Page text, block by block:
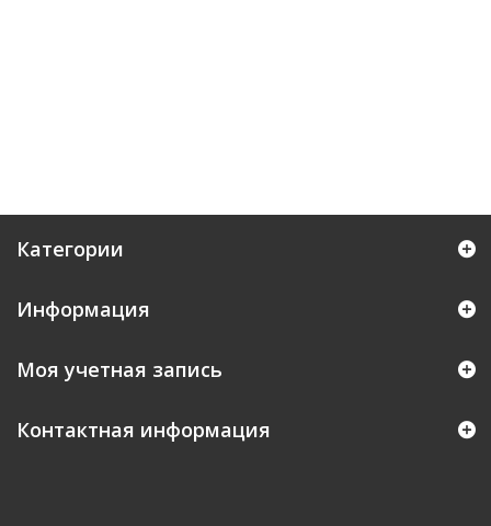
Категории
Информация
Моя учетная запись
Контактная информация